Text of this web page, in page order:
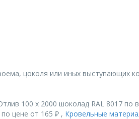
цоколя или иных выступающих
100 х 2000 шоколад RAL 8017
по цене от 165 ₽ , Кровельные